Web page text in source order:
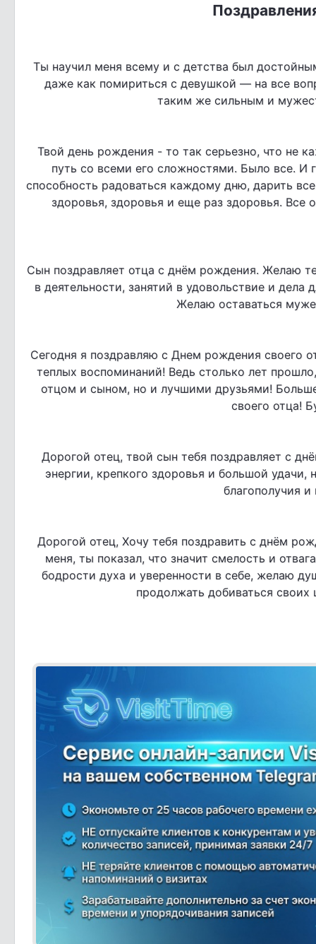
Ты научил меня всему и с детства был
даже как помириться с девушкой — на все
таким же сильным и
Твой день рождения - то так серьезно, что не
путь со всеми его сложностями. Было все. И
способность радоваться каждому дню, дарить
здоровья, здоровья и еще раз здоровья.
Сын поздравляет отца с днём рождения. Желаю
в деятельности, занятий в удовольствие и
Желаю оставаться
Сегодня я поздравляю с Днем рождения своего
теплых воспоминаний! Ведь столько лет
отцом и сыном, но и лучшими друзьями!
своего отца!
Дорогой отец, твой сын тебя поздравляет с
энергии, крепкого здоровья и большой удачи,
благополучия
Дорогой отец, Хочу тебя поздравить с днём
меня, ты показал, что значит смелость и
бодрости духа и уверенности в себе, желаю
продолжать добиваться своих